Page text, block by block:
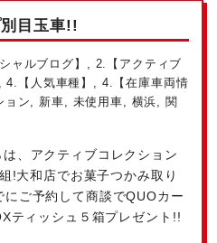
別目玉車!!
ャルブログ】
2.【アクティブ
,4.【人気車種】
4.【在庫車両情
ョン 新車 未使用車 横浜
関
、アクティブコレクション
!大和店でお菓子つかみ取り
ご予約して商談でQUOカー
ティッシュ５箱プレゼント!!